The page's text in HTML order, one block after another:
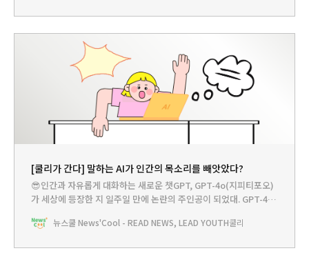
[쿨리가 간다] 말하는 AI가 인간의 목소리를 빼앗았다?
😎인간과 자유롭게 대화하는 새로운 챗GPT, GPT-4o(지피티포오)
가 세상에 등장한 지 일주일 만에 논란의 주인공이 되었대. GPT-4o
리를 도둑 맞은 영화배우는 화가 났고, GPT-4o를 만든 오픈AI라는
뉴스쿨 News'Cool - READ NEWS, LEAD YOUTH쿨리